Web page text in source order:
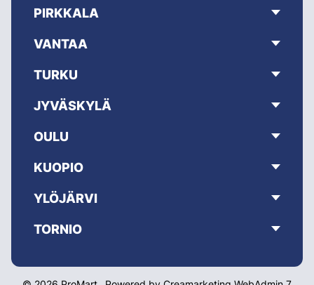
PIRKKALA
VANTAA
TURKU
JYVÄSKYLÄ
OULU
KUOPIO
YLÖJÄRVI
TORNIO